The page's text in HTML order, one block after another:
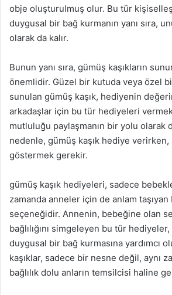
obje oluşturulmuş olur. Bu tür
duygusal bir bağ kurmanın yanı sıra,
olarak da kalır.
Bunun yanı sıra, gümüş kaşıkların
önemlidir. Güzel bir kutuda veya özel
sunulan gümüş kaşık, hediyenin
arkadaşlar için bu tür hediyeleri
mutluluğu paylaşmanın bir yolu olarak
nedenle, gümüş kaşık hediye
göstermek gerekir.
gümüş kaşık hediyeleri, sadece
zamanda anneler için de anlam
seçeneğidir. Annenin, bebeğine olan
bağlılığını simgeleyen bu tür
duygusal bir bağ kurmasına yardımcı
kaşıklar, sadece bir nesne değil, aynı
bağlılık dolu anların temsilcisi haline